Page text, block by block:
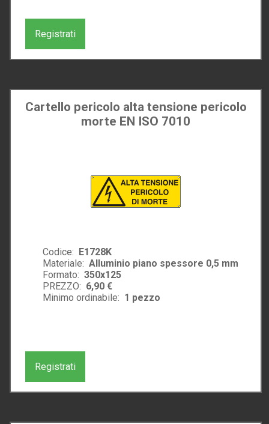
Registrati
Cartello pericolo alta tensione pericolo
morte EN ISO 7010
Codice:
E1728K
Materiale: Alluminio piano spessore 0,5 mm
Formato: 350x125
PREZZO: 6,90 €
Minimo ordinabile: 1 pezzo
Registrati